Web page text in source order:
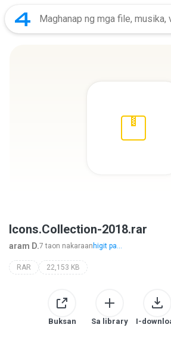
Icons.Collection-2018.rar
aram D.7 taon nakaraan higit pa...
RAR 22,153 KB
Buksan Sa library I-